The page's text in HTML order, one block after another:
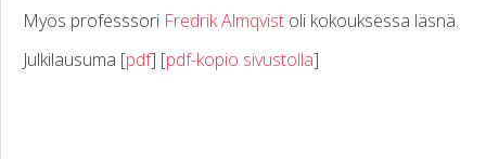
Myös professsori Fredrik Almqvist oli kokouksessa läsnä.
Julkilausuma [pdf] [pdf-kopio sivustolla]